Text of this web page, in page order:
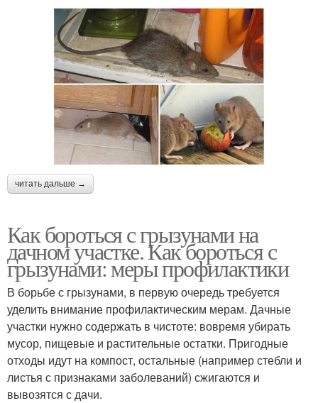
читать дальше →
Как бороться с грызунами на
дачном участке. Как бороться с
грызунами: меры профилактики
В борьбе с грызунами, в первую очередь требуется
уделить внимание профилактическим мерам. Дачные
участки нужно содержать в чистоте: вовремя убирать
мусор, пищевые и растительные остатки. Пригодные
отходы идут на компост, остальные (например стебли и
листья с признаками заболеваний) сжигаются и
вывозятся с дачи.